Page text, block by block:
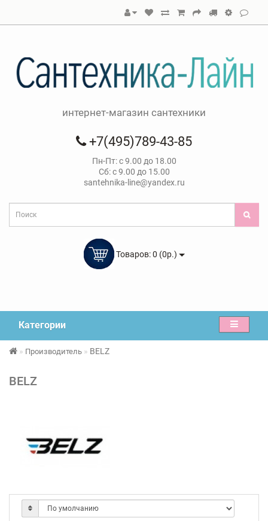
интернет-магазин сантехники
+7(495)789-43-85
Пн-Пт: с 9.00 до 18.00
Сб: с 9.00 до 15.00
santehnika-line@yandex.ru
Товаров: 0 (0р.)
Категории
Производитель BELZ
BELZ